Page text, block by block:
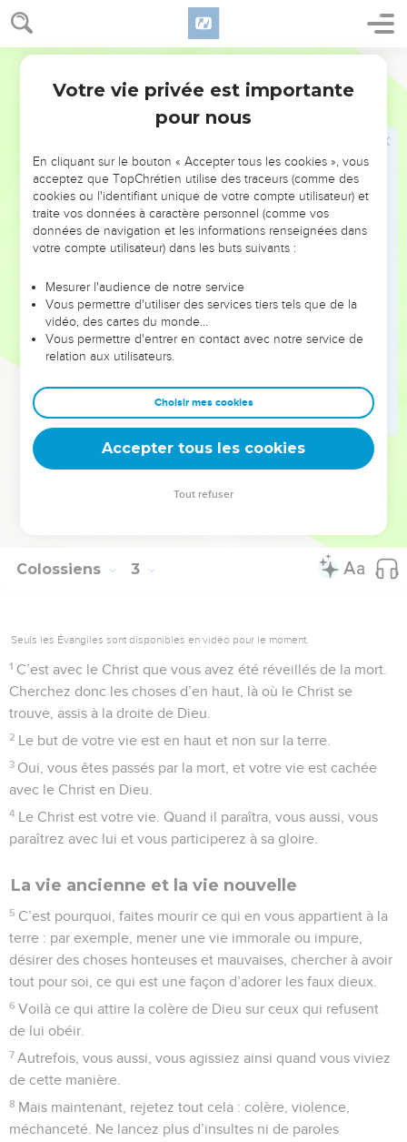
Colossiens 2
19 Ils ne s’attachent pas au Christ, qui est la tête. Pourtant,
c’est la tête qui donne au corps ce qui est nécessaire. Par
elle, les articulations et les muscles tiennent bien ensemble,
et c’est Dieu qui fait grandir ce corps.
Vous êtes morts avec le Christ, et les forces du monde ne
comptent plus pour vous. Mais vous faites comme si votre
vie était encore sous le pouvoir de ces choses-là. Pourquoi
est-ce que vous obéissez à ces règles :
pas ! »
Elles sont faites pour des choses qui disparaissent dès
qu’on s’en sert. Ce sont des règles et des enseignements
inventés par les êtres humains !
C’est vrai : rendre un culte, se faire tout petits devant les
anges, faire souffrir son corps, tout cela paraît sage. Pourtant,
ces règles ne valent rien, elles servent seulement à satisfaire
des désirs humains.
© Société biblique française – Bibli’O, 2000, avec autorisation. Pour vous procurer
Colossiens 3
Seuls les Évangiles sont disponibles en vidéo pour le moment.
1 C’est avec le Christ que vous avez été réveillés de la mort.
Cherchez donc les choses d’en haut, là où le Christ se
trouve, assis à la droite de Dieu.
2 Le but de votre vie est en haut et non sur la terre.
3 Oui, vous êtes passés par la mort, et votre vie est cachée
avec le Christ en Dieu.
4 Le Christ est votre vie. Quand il paraîtra, vous aussi, vous
paraîtrez avec lui et vous participerez à sa gloire.
La vie ancienne et la vie nouvelle
5 C’est pourquoi, faites mourir ce qui en vous appartient à la
terre : par exemple, mener une vie immorale ou impure,
désirer des choses honteuses et mauvaises, chercher à avoir
tout pour soi, ce qui est une façon d’adorer les faux dieux.
6 Voilà ce qui attire la colère de Dieu sur ceux qui refusent
de lui obéir.
7 Autrefois, vous aussi, vous agissiez ainsi quand vous viviez
de cette manière.
8 Mais maintenant, rejetez tout cela : colère, violence,
méchanceté. Ne lancez plus d’insultes ni de paroles
Votre vie privée est importante
pour nous
En cliquant sur le bouton « Accepter tous les cookies », vous
acceptez que TopChrétien utilise des traceurs (comme des
cookies ou l'identifiant unique de votre compte utilisateur) et
traite vos données à caractère personnel (comme vos
données de navigation et les informations renseignées dans
votre compte utilisateur) dans les buts suivants :
Mesurer l'audience de notre service
Vous permettre d'utiliser des services tiers tels que de la
vidéo, des cartes du monde…
Vous permettre d'entrer en contact avec notre service de
relation aux utilisateurs.
Choisir mes cookies
Accepter tous les cookies
Tout refuser